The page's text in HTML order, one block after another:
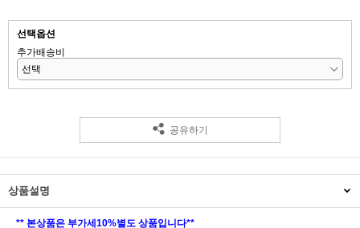
선택옵션
추가배송비
공유하기
상품설명
** 본상품은 부가세10%별도 상품입니다**